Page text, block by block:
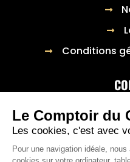
Conditions
23 Rue
04
Le Comptoir du
Les cookies, c'est avec
Pour une navigation idéale,
cookies sur votre ordinateur,